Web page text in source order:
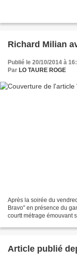
Richard Milian
Publié le 20/10/2014 à
Par LO TAURE ROGE
Après la soirée du
Bravo" en présence du
courtt métrage émouvant